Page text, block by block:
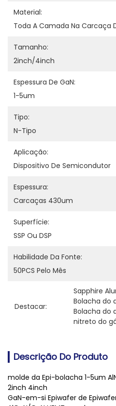
Material:
Toda A Camada Na Carcaça
Tamanho:
2inch/4inch
Espessura De GaN:
1-5um
Tipo:
N-Tipo
Aplicação:
Dispositivo De Semicondutor
Espessura:
Carcaças 430um
Superfície:
SSP Ou DSP
Habilidade Da Fonte:
50PCS Pelo Mês
Destacar:
Sapphire
Bolacha do
Bolacha do
nitreto do
Descrição Do Produto
molde da Epi-bolacha 1-5um
2inch 4inch
GaN-em-si Epiwafer de